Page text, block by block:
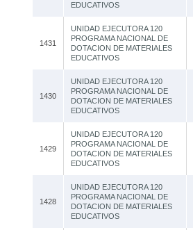
EDUCATIVOS
1431
UNIDAD EJECUTORA 120
PROGRAMA NACIONAL DE
DOTACION DE MATERIALES
EDUCATIVOS
1430
UNIDAD EJECUTORA 120
PROGRAMA NACIONAL DE
DOTACION DE MATERIALES
EDUCATIVOS
1429
UNIDAD EJECUTORA 120
PROGRAMA NACIONAL DE
DOTACION DE MATERIALES
EDUCATIVOS
1428
UNIDAD EJECUTORA 120
PROGRAMA NACIONAL DE
DOTACION DE MATERIALES
EDUCATIVOS